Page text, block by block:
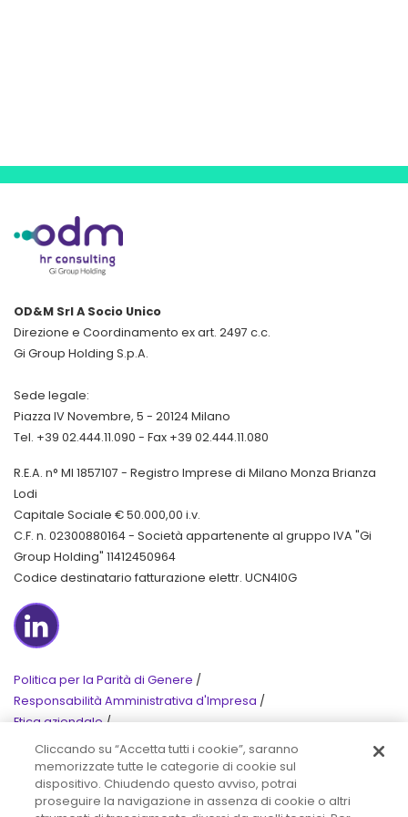
OD&M Srl A Socio Unico
Direzione e Coordinamento ex art. 2497 c.c.
Gi Group Holding S.p.A.
Sede legale:
Piazza IV Novembre, 5 - 20124 Milano
Tel. +39 02.444.11.090 - Fax +39 02.444.11.080
R.E.A. n° MI 1857107 - Registro Imprese di Milano Monza Brianza
Lodi
Capitale Sociale € 50.000,00 i.v.
C.F. n. 02300880164 - Società appartenente al gruppo IVA "Gi
Group Holding" 11412450964
Codice destinatario fatturazione elettr. UCN4I0G
Politica per la Parità di Genere /
Responsabilità Amministrativa d'Impresa /
Etica aziendale/
Privacy
Cookie Policy /
© 2020 Tutti i diritti riservati
Cliccando su “Accetta tutti i cookie”, saranno
memorizzate tutte le categorie di cookie sul
dispositivo. Chiudendo questo avviso, potrai
proseguire la navigazione in assenza di cookie o altri